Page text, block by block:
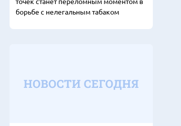
борьбе с нелегальным табаком